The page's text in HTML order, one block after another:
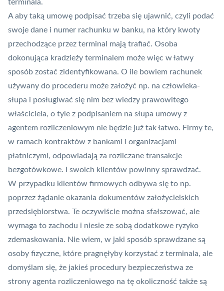
terminala.
A aby taką umowę podpisać trzeba się ujawnić, czyli podać
swoje dane i numer rachunku w banku, na który kwoty
przechodzące przez terminal mają trafiać. Osoba
dokonująca kradzieży terminalem może więc w łatwy
sposób zostać zidentyfikowana. O ile bowiem rachunek
używany do procederu może założyć np. na człowieka-
słupa i posługiwać się nim bez wiedzy prawowitego
właściciela, o tyle z podpisaniem na słupa umowy z
agentem rozliczeniowym nie będzie już tak łatwo. Firmy te,
w ramach kontraktów z bankami i organizacjami
płatniczymi, odpowiadają za rozliczane transakcje
bezgotówkowe. I swoich klientów powinny sprawdzać.
W przypadku klientów firmowych odbywa się to np.
poprzez żądanie okazania dokumentów założycielskich
przedsiębiorstwa. Te oczywiście można sfałszować, ale
wymaga to zachodu i niesie ze sobą dodatkowe ryzyko
zdemaskowania. Nie wiem, w jaki sposób sprawdzane są
osoby fizyczne, które pragnęłyby korzystać z terminala, ale
domyślam się, że jakieś procedury bezpieczeństwa ze
strony agenta rozliczeniowego na tę okoliczność także są